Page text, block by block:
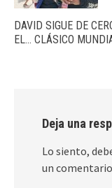
DAVID SIGUE DE
EL… CLÁSICO
Deja una
Lo siento,
un